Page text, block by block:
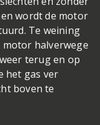
wordt de motor
Te weining
motor halverwege
terug en op
het gas ver
boven te